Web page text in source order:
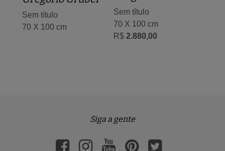
Sem título
70 X 100 cm
R$ 2.880,00
Sem título
70 X 100 cm
Siga a gente